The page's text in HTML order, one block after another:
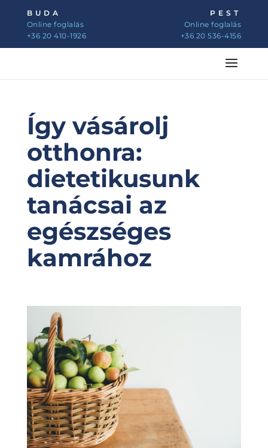
BUDA
Online foglalás
+36 20 410-1926
PEST
Online foglalás
+36 20 536-4156
Így vásárolj
otthonra:
dietetikusunk
tanácsai az
egészséges
kamrához